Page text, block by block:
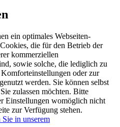
ein optimales Webseiten-
die für den Betrieb der
kommerziellen
sowie solche, die lediglich zu
oder zur
werden. Sie können selbst
zulassen möchten. Bitte
Einstellungen womöglich nicht
zur Verfügung stehen.
in unserem